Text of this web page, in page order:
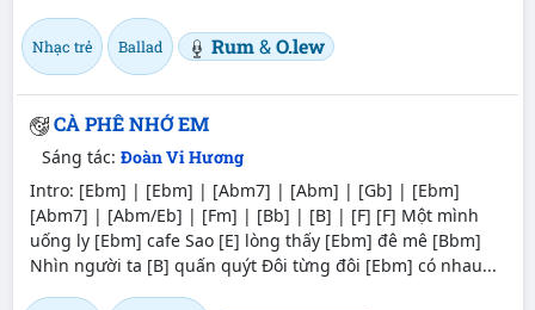
Nhạc trẻ Ballad Rum&O.lew
CÀ PHÊ NHỚ EM
Sáng tác: Đoàn Vi Hương
Intro: [Ebm] | [Ebm] | [Abm7] | [Abm] | [Gb] | [Ebm]
[Abm7] | [Abm/Eb] | [Fm] | [Bb] | [B] | [F] [F] Một mình
uống ly [Ebm] cafe Sao [E] lòng thấy [Ebm] đê mê [Bbm]
Nhìn người ta [B] quấn quýt Đôi từng đôi [Ebm] có nhau...